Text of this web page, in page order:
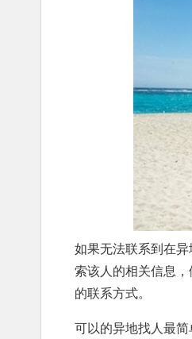
如果无法联系到在
索该人的相关信息
的联系方式。
可以的异地找人最